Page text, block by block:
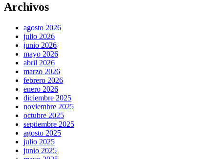
Archivos
agosto 2026
julio 2026
junio 2026
mayo 2026
abril 2026
marzo 2026
febrero 2026
enero 2026
diciembre 2025
noviembre 2025
octubre 2025
septiembre 2025
agosto 2025
julio 2025
junio 2025